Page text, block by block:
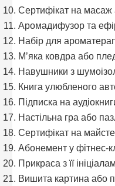
Сертифікат на
Аромадифузор та
Набір для
М’яка ковдра або
Навушники з
Книга улюбленого
Підписка на
Настільна гра або
Сертифікат на
Абонемент у фітнес-
Прикраса з її
Вишита картина або